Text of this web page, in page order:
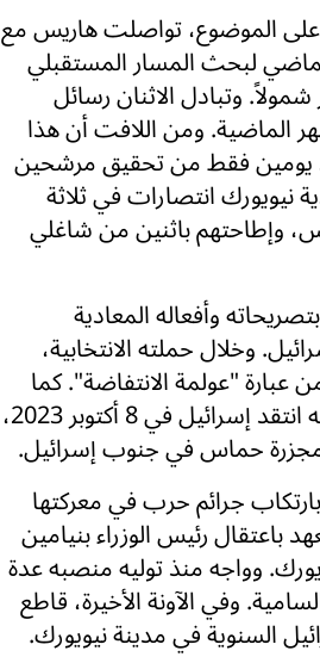
الموضوع، تواصلت هاريس مع
لبحث المسار المستقبلي
وتبادل الاثنان رسائل
الماضية. ومن اللافت أن هذا
يومين فقط من تحقيق مرشحين
انتصارات في ثلاثة
وإطاحتهم باثنين من شاغلي
وأفعاله المعادية
وخلال حملته الانتخابية،
"عولمة الانتفاضة". كما
وُجهت إليه انتقادات لأنه انتقد إسرائيل في 8 أكتوبر 2023،
حماس في جنوب إسرائيل.
جرائم حرب في معركتها
رئيس الوزراء بنيامين
وواجه منذ توليه منصبه عدة
وفي الآونة الأخيرة، قاطع
السنوية في مدينة نيويورك.